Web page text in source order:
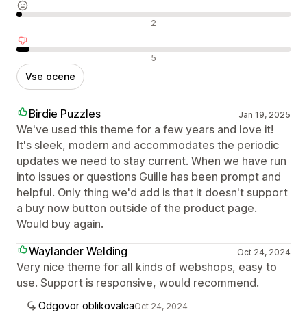
Nevtralne ocene 2
Negativne ocene 5
Vse ocene
Birdie Puzzles Jan 19, 2025
We've used this theme for a few years and love it!
It's sleek, modern and accommodates the periodic
updates we need to stay current. When we have run
into issues or questions Guille has been prompt and
helpful. Only thing we'd add is that it doesn't support
a buy now button outside of the product page.
Would buy again.
Waylander Welding
Oct 24, 2024
Very nice theme for all kinds of webshops, easy to
use. Support is responsive, would recommend.
Odgovor oblikovalcaOct 24, 2024